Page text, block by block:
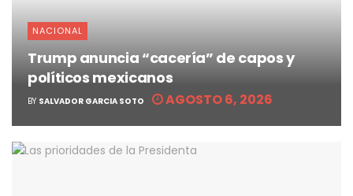
NACIONAL
Trump anuncia “cacería” de capos y
políticos mexicanos
BY SALVADOR GARCIA SOTO AGOSTO 6, 2026